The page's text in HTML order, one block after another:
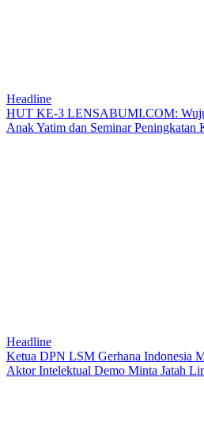
Headline
HUT KE-3 LENSABUMI.COM:
Anak Yatim dan Seminar Peningkatan
Headline
Ketua DPN LSM Gerhana Indonesia
Aktor Intelektual Demo Minta Jatah